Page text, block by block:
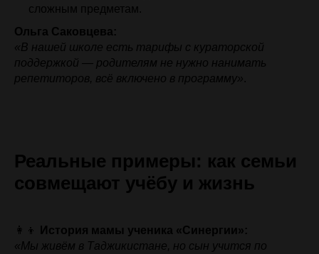
сложным предметам.
Ольга Саковцева:
«В нашей школе есть тарифы с кураторской
поддержкой — родителям не нужно нанимать
репетиторов, всё включено в программу».
Реальные примеры: как семьи
совмещают учёбу и жизнь
👩‍👦
История мамы ученика «Синергии»:
«Мы живём в Таджикистане, но сын учится по